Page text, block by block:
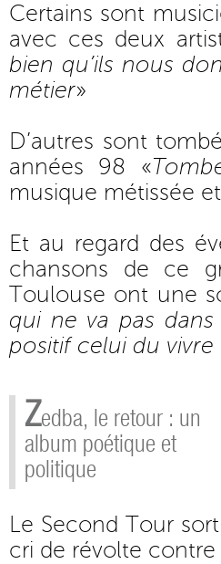
Certains sont
avec ces deux
bien qu’ils nous
métier»
D’autres sont
années 98 «
musique métissée
Et au regard des
chansons de ce
Toulouse ont une
qui ne va pas
positif celui du vivre
Zedba, le retour : un
album poétique et
politique
Le Second Tour
cri de révolte contre